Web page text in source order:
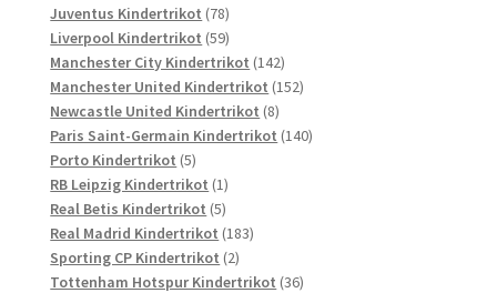
Produkte
Juventus Kindertrikot 7878
Produkte
Liverpool Kindertrikot 5959
Produkte
Manchester City Kindertrikot 142142
Produkte
Manchester United Kindertrikot 152152
Newcastle United Kindertrikot 88
Produkte
Paris Saint-Germain Kindertrikot 140140
Porto Kindertrikot 55
Produkte
RB Leipzig Kindertrikot 11
Produkt
Real Betis Kindertrikot 55
Produkte
Real Madrid Kindertrikot 183183
Sporting CP Kindertrikot 22
Produkte
Tottenham Hotspur Kindertrikot 3636